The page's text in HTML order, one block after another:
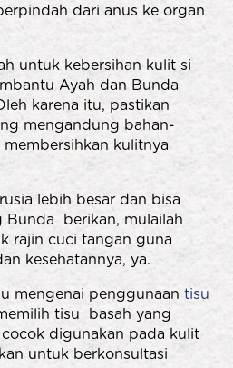
dari anus ke organ
untuk kebersihan kulit si
Ayah dan Bunda
karena itu, pastikan
mengandung bahan-
kulitnya
lebih besar dan bisa
Bunda berikan, mulailah
rajin cuci tangan guna
kesehatannya, ya.
mengenai penggunaantisu
tisu basah yang
digunakan pada kulit
untuk berkonsultasi